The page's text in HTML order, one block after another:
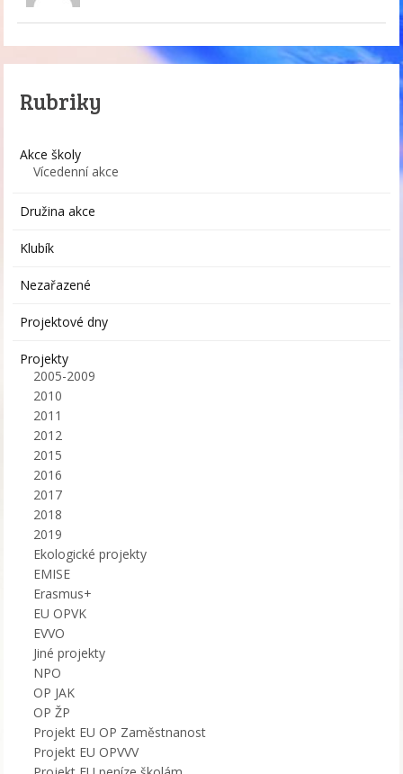
Rubriky
Akce školy
Vícedenní akce
Družina akce
Klubík
Nezařazené
Projektové dny
Projekty
2005-2009
2010
2011
2012
2015
2016
2017
2018
2019
Ekologické projekty
EMISE
Erasmus+
EU OPVK
EVVO
Jiné projekty
NPO
OP JAK
OP ŽP
Projekt EU OP Zaměstnanost
Projekt EU OPVVV